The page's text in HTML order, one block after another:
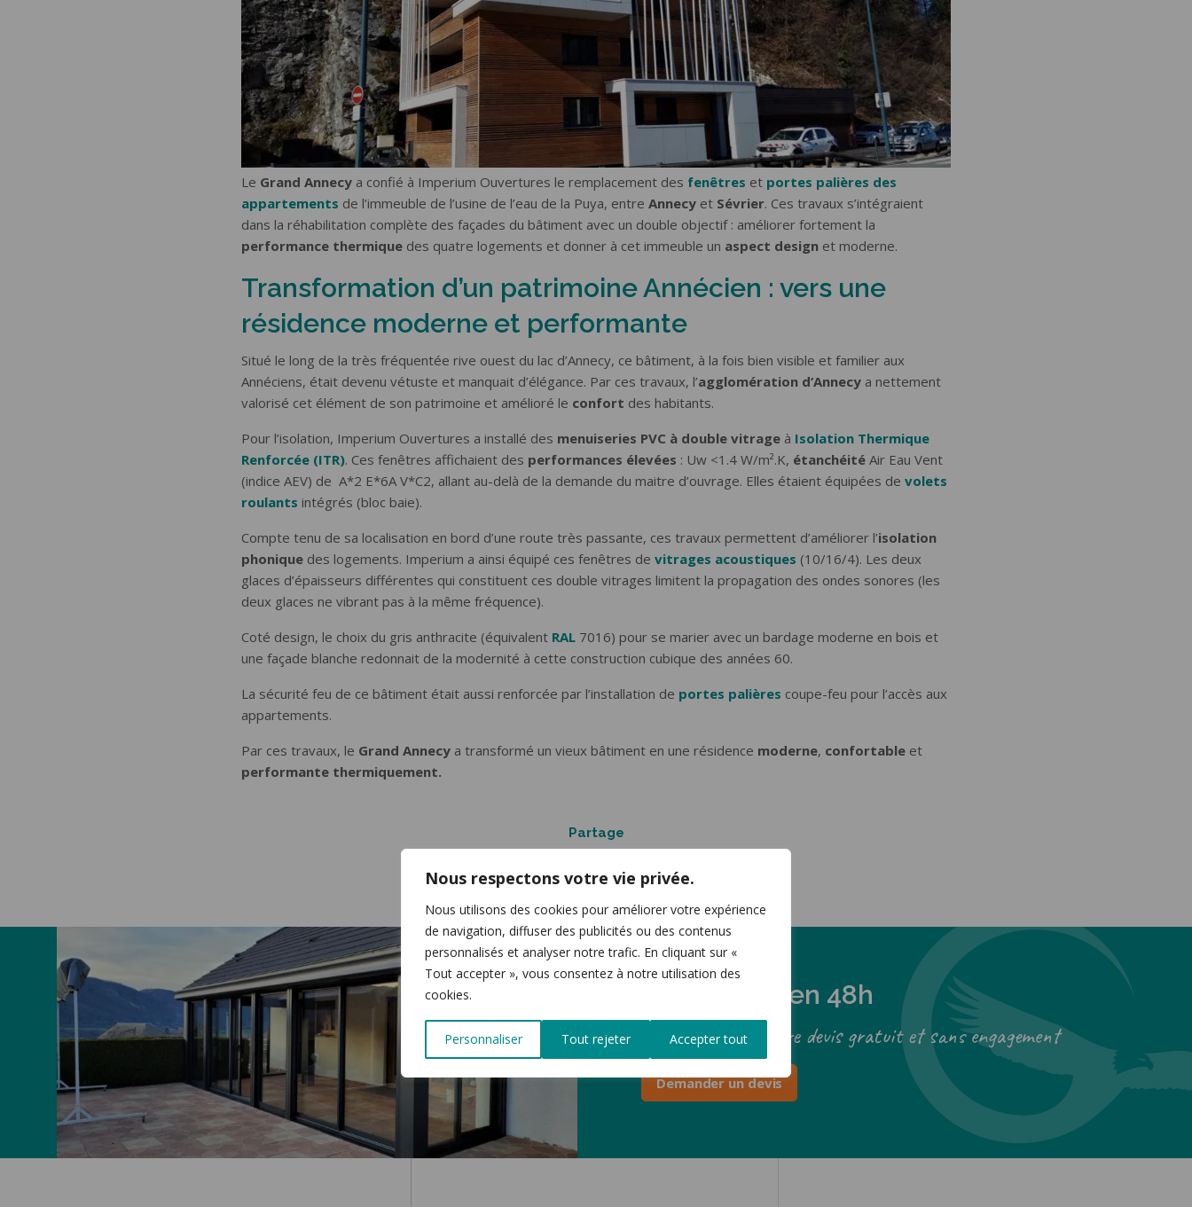
Nous respectons votre vie privée.
Nous utilisons des cookies pour améliorer votre expérience
de navigation, diffuser des publicités ou des contenus
personnalisés et analyser notre trafic. En cliquant sur «
Tout accepter », vous consentez à notre utilisation des
cookies.
Personnaliser Tout rejeter Accepter tout
Porte blindée maison
PORTES DE GARAGE
Sectionnelle latérale
Sectionnelle plafond
Battante bois
Battante aluminium
Basculante
Enroulable
CLÔTURES & GARDE-
Portail coulissant
Portail battant
Portillon
Clôture
Garde-corps
Le Grand Annecy a confié à Imperium Ouvertures le remplacement des fenêtres et portes palières des
appartements de l’immeuble de l’usine de l’eau de la Puya, entre Annecy et Sévrier. Ces travaux s’intégraient
dans la réhabilitation complète des façades du bâtiment avec un double objectif : améliorer fortement la
performance thermique des quatre logements et donner à cet immeuble un aspect design et moderne.
Transformation d’un patrimoine Annécien : vers une
résidence moderne et performante
Situé le long de la très fréquentée rive ouest du lac d’Annecy, ce bâtiment, à la fois bien visible et familier aux
Annéciens, était devenu vétuste et manquait d’élégance. Par ces travaux, l’agglomération d’Annecy a nettement
valorisé cet élément de son patrimoine et amélioré le confort des habitants.
Pour l’isolation, Imperium Ouvertures a installé des menuiseries PVC à double vitrage à Isolation Thermique
Renforcée (ITR). Ces fenêtres affichaient des performances élevées : Uw <1.4 W/m².K, étanchéité Air Eau Vent
(indice AEV) de A*2 E*6A V*C2, allant au-delà de la demande du maitre d’ouvrage. Elles étaient équipées de volets
roulants intégrés (bloc baie).
Compte tenu de sa localisation en bord d’une route très passante, ces travaux permettent d’améliorer l’isolation
phonique des logements. Imperium a ainsi équipé ces fenêtres de vitrages acoustiques (10/16/4). Les deux
glaces d’épaisseurs différentes qui constituent ces double vitrages limitent la propagation des ondes sonores (les
deux glaces ne vibrant pas à la même fréquence).
Coté design, le choix du gris anthracite (équivalent RAL 7016) pour se marier avec un bardage moderne en bois et
une façade blanche redonnait de la modernité à cette construction cubique des années 60.
La sécurité feu de ce bâtiment était aussi renforcée par l’installation de portes palières coupe-feu pour l’accès aux
appartements.
Par ces travaux, le Grand Annecy a transformé un vieux bâtiment en une résidence moderne, confortable et
performante thermiquement.
Partage
Votre devis en 48h
Nous réalisons votre devis gratuit et sans engagement
Demander un devis